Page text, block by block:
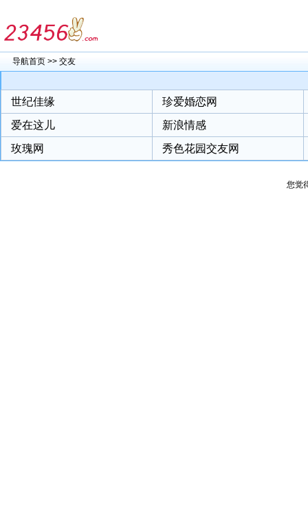
导航首页 >> 交友
世纪佳缘
珍爱婚恋网
爱在这儿
新浪情感
玫瑰网
秀色花园交友网
您觉